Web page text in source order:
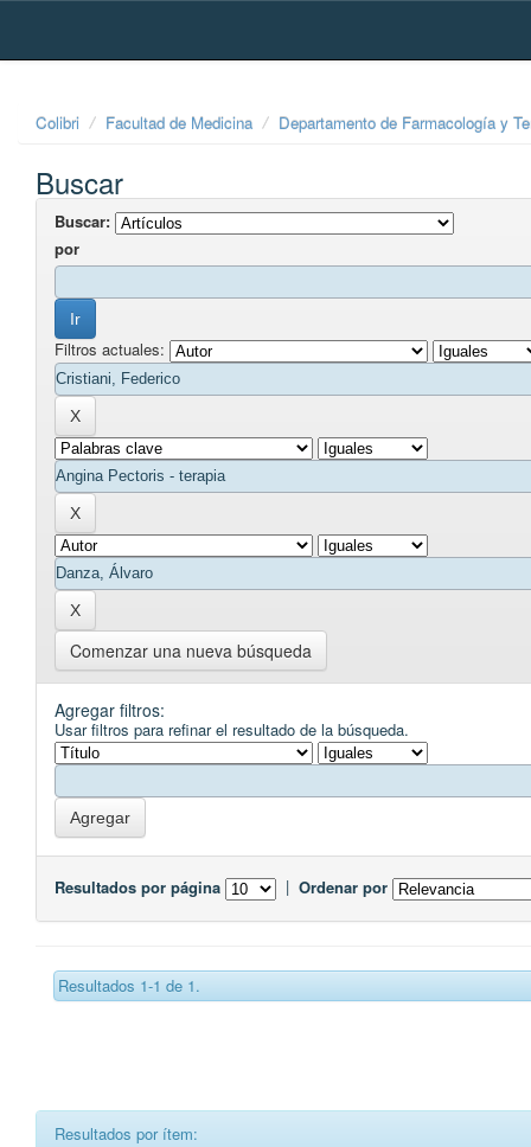
Skip
Colibri Facultad de Medicina Departamento de Farmacología y
Buscar
Buscar:
por
Filtros actuales:
Comenzar una nueva búsqueda
Agregar filtros:
Usar filtros para refinar el resultado de la búsqueda.
Resultados por página | Ordenar por
Resultados 1-1 de 1.
Resultados por ítem: